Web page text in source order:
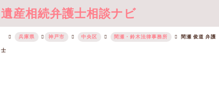
遺産相続弁護士相談ナビ
兵庫県 神戸市 中央区 間瀬・鈴木法律事務所 間瀬 俊道 弁護
士